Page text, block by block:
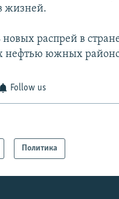
жизней.
распрей в
нефтью южных
Follow us
Политика